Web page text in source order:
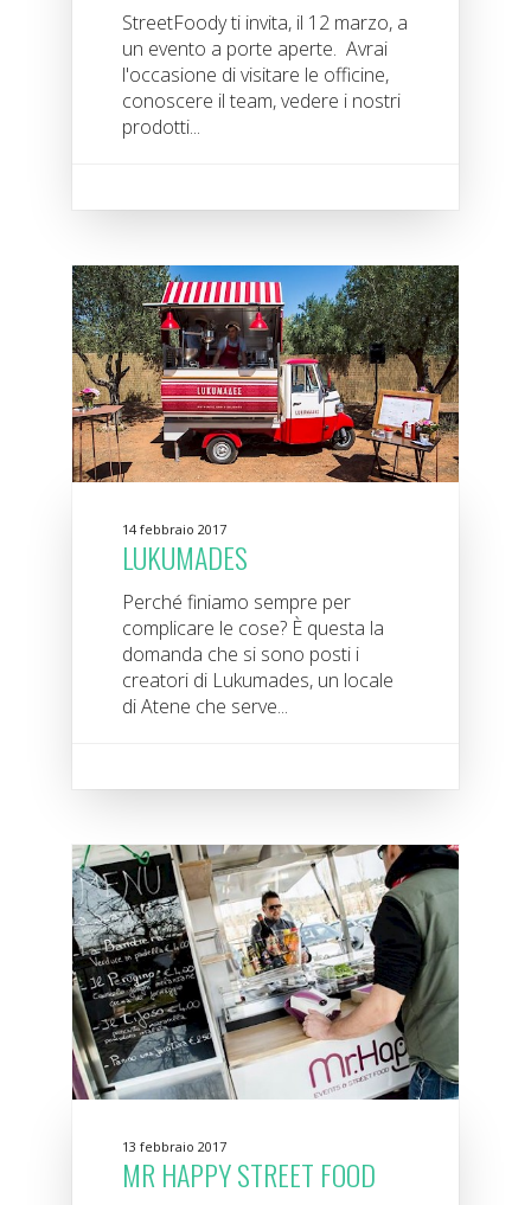
StreetFoody ti invita, il 12 marzo, a
un evento a porte aperte. Avrai
l'occasione di visitare le officine,
conoscere il team, vedere i nostri
prodotti...
14 febbraio 2017
LUKUMADES
Perché finiamo sempre per
complicare le cose? È questa la
domanda che si sono posti i
creatori di Lukumades, un locale
di Atene che serve...
13 febbraio 2017
MR HAPPY STREET FOOD